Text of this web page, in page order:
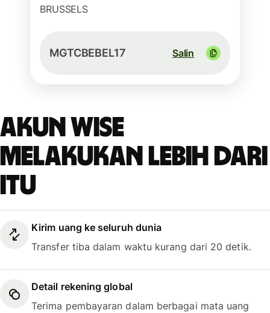
BRUSSELS
MGTCBEBEL17 Salin
Akun Wise
melakukan lebih dari
itu
Kirim uang ke seluruh dunia
Transfer tiba dalam waktu kurang dari 20 detik.
Detail rekening global
Terima pembayaran dalam berbagai mata uang